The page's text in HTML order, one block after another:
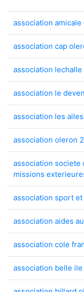
association
association cap
association lechalle
association le
association les
association oleron
association societe
missions
association sport et
association aides
association cole
association belle ile